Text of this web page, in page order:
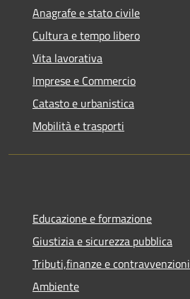
Anagrafe e stato civile
Cultura e tempo libero
Vita lavorativa
Imprese e Commercio
Catasto e urbanistica
Mobilità e trasporti
Educazione e formazione
Giustizia e sicurezza pubblica
Tributi,finanze e contravvenzioni
Ambiente